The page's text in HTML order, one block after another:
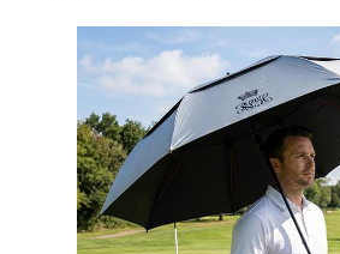
Controle de Qualidade
Fale Conosco
notícias